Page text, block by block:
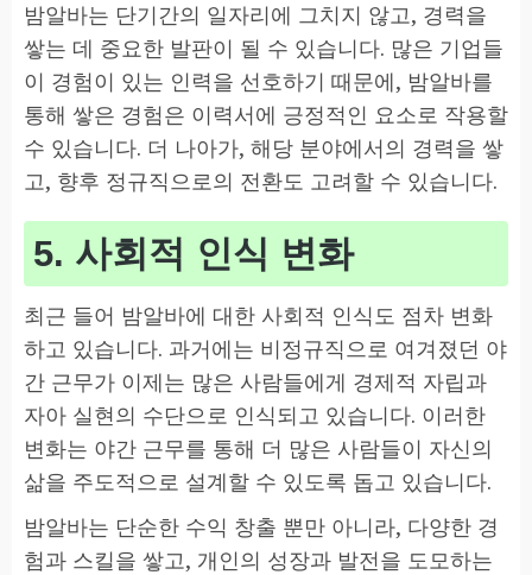
밤알바는 단기간의 일자리에 그치지 않고, 경력을
쌓는 데 중요한 발판이 될 수 있습니다. 많은 기업들
이 경험이 있는 인력을 선호하기 때문에, 밤알바를
통해 쌓은 경험은 이력서에 긍정적인 요소로 작용할
수 있습니다. 더 나아가, 해당 분야에서의 경력을 쌓
고, 향후 정규직으로의 전환도 고려할 수 있습니다.
5. 사회적 인식 변화
최근 들어 밤알바에 대한 사회적 인식도 점차 변화
하고 있습니다. 과거에는 비정규직으로 여겨졌던 야
간 근무가 이제는 많은 사람들에게 경제적 자립과
자아 실현의 수단으로 인식되고 있습니다. 이러한
변화는 야간 근무를 통해 더 많은 사람들이 자신의
삶을 주도적으로 설계할 수 있도록 돕고 있습니다.
밤알바는 단순한 수익 창출 뿐만 아니라, 다양한 경
험과 스킬을 쌓고, 개인의 성장과 발전을 도모하는